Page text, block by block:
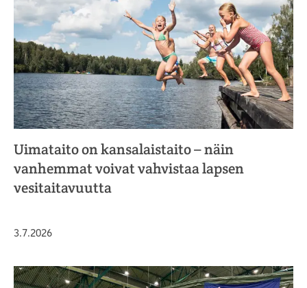
Uimataito on kansalaistaito – näin
vanhemmat voivat vahvistaa lapsen
vesitaitavuutta
Julkaistu
3.7.2026